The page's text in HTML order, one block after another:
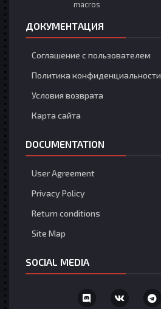
macros
ДОКУМЕНТАЦИЯ
Соглашение с пользователем
Политика конфиденциальности
Условия возврата
Карта сайта
DOCUMENTATION
User Agreement
Privacy Policy
Return conditions
Site Map
SOCIAL MEDIA